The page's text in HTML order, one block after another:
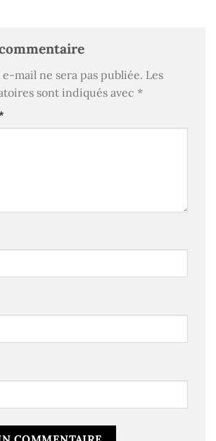
mail ne sera pas publiée. Les
sont indiqués avec *